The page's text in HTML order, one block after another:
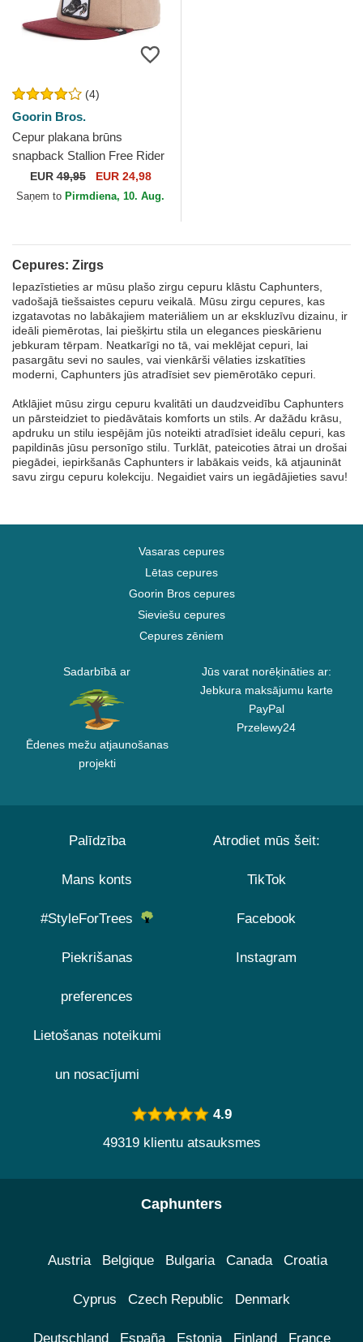
(4)
Goorin Bros.
Cepur plakana brūns
snapback Stallion Free Rider
The Farm Flats The Farm no
Goorin Bros.
EUR49,95 EUR 24,98
Saņem to Pirmdiena, 10. Aug.
Cepures: Zirgs
Iepazīstieties ar mūsu plašo zirgu cepuru klāstu Caphunters,
vadošajā tiešsaistes cepuru veikalā. Mūsu zirgu cepures, kas
izgatavotas no labākajiem materiāliem un ar ekskluzīvu dizainu, ir
ideāli piemērotas, lai piešķirtu stila un elegances pieskārienu
jebkuram tērpam. Neatkarīgi no tā, vai meklējat cepuri, lai
pasargātu sevi no saules, vai vienkārši vēlaties izskatīties
moderni, Caphunters jūs atradīsiet sev piemērotāko cepuri.
Atklājiet mūsu zirgu cepuru kvalitāti un daudzveidību Caphunters
un pārsteidziet to piedāvātais komforts un stils. Ar dažādu krāsu,
apdruku un stilu iespējām jūs noteikti atradīsiet ideālu cepuri, kas
papildinās jūsu personīgo stilu. Turklāt, pateicoties ātrai un drošai
piegādei, iepirkšanās Caphunters ir labākais veids, kā atjaunināt
savu zirgu cepuru kolekciju. Negaidiet vairs un iegādājieties savu!
Vasaras cepures
Lētas cepures
Goorin Bros cepures
Sieviešu cepures
Cepures zēniem
Sadarbībā ar
Ēdenes mežu atjaunošanas
projekti
Jūs varat norēķināties ar:
Jebkura maksājumu karte
PayPal
Przelewy24
Palīdzība
Mans konts
#StyleForTrees
Piekrišanas
preferences
Lietošanas noteikumi
un nosacījumi
Atrodiet mūs šeit:
TikTok
Facebook
Instagram
4.9
49319 klientu atsauksmes
Caphunters
Austria Belgique Bulgaria Canada Croatia
Cyprus Czech Republic Denmark
Deutschland España Estonia Finland France